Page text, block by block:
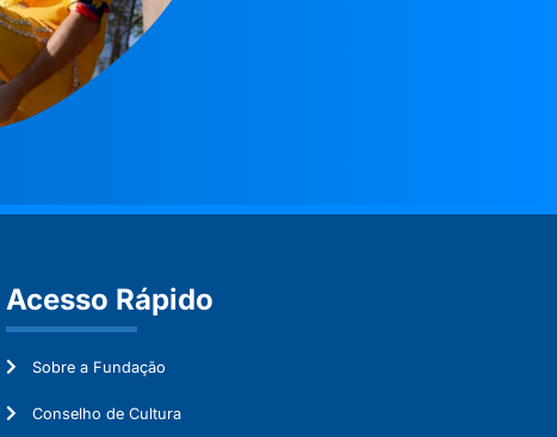
Acesso Rápido
Sobre a Fundação
Conselho de Cultura